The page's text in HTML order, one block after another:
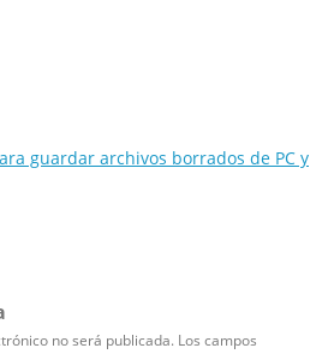
guardar archivos borrados de PC y
no será publicada. Los campos